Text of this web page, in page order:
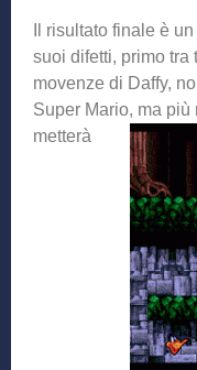
Il risultato finale è
suoi difetti, primo tra
movenze di Daffy,
Super Mario, ma
metterà